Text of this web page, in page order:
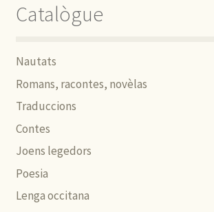
Catalògue
Nautats
Romans, racontes, novèlas
Traduccions
Contes
Joens legedors
Poesia
Lenga occitana